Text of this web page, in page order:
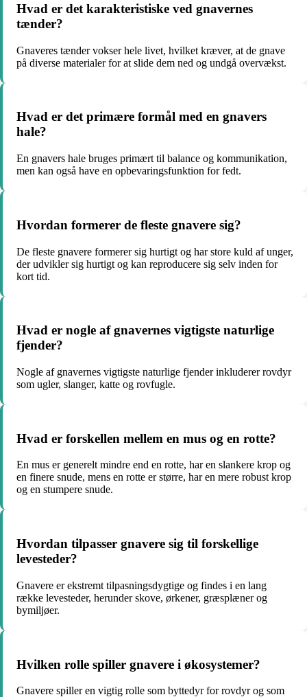
Hvad er det karakteristiske ved gnavernes
tænder?
Gnaveres tænder vokser hele livet, hvilket kræver, at de gnave
på diverse materialer for at slide dem ned og undgå overvækst.
Hvad er det primære formål med en gnavers
hale?
En gnavers hale bruges primært til balance og kommunikation,
men kan også have en opbevaringsfunktion for fedt.
Hvordan formerer de fleste gnavere sig?
De fleste gnavere formerer sig hurtigt og har store kuld af unger,
der udvikler sig hurtigt og kan reproducere sig selv inden for
kort tid.
Hvad er nogle af gnavernes vigtigste naturlige
fjender?
Nogle af gnavernes vigtigste naturlige fjender inkluderer rovdyr
som ugler, slanger, katte og rovfugle.
Hvad er forskellen mellem en mus og en rotte?
En mus er generelt mindre end en rotte, har en slankere krop og
en finere snude, mens en rotte er større, har en mere robust krop
og en stumpere snude.
Hvordan tilpasser gnavere sig til forskellige
levesteder?
Gnavere er ekstremt tilpasningsdygtige og findes i en lang
række levesteder, herunder skove, ørkener, græsplæner og
bymiljøer.
Hvilken rolle spiller gnavere i økosystemer?
Gnavere spiller en vigtig rolle som byttedyr for rovdyr og som